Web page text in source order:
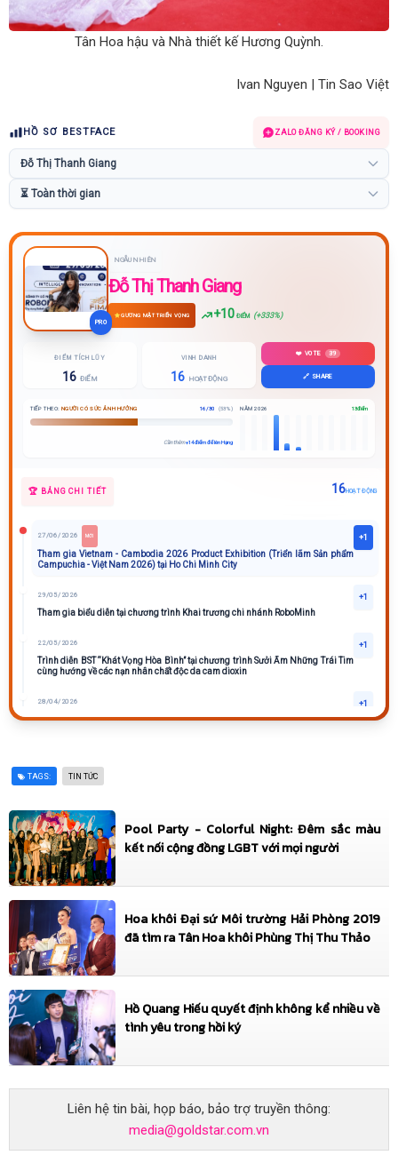
Tân Hoa hậu và Nhà thiết kế Hương Quỳnh.
Ivan Nguyen | Tin Sao Việt
HỒ SƠ BESTFACE ZALO ĐĂNG KÝ / BOOKING
PRO
NGẪU NHIÊN
Đỗ Thị Thanh Giang
GƯƠNG MẶT TRIỂN VỌNG +10 ĐIỂM (+333%)
ĐIỂM TÍCH LŨY
16 ĐIỂM
VINH DANH
16 HOẠT ĐỘNG
❤️ VOTE 39
🔗 SHARE
TIẾP THEO: NGƯỜI CÓ SỨC ẢNH HƯỞNG 16 / 30 (53%)
Cần thêm+14 điểm để lên Hạng
NĂM 2026 13 điểm
🏆 BẢNG CHI TIẾT 16HOẠT ĐỘNG
27/06/2026 MỚI
Tham gia Vietnam - Cambodia 2026 Product Exhibition (Triển lãm Sản phẩm
Campuchia - Việt Nam 2026) tại Ho Chi Minh City
+1
29/05/2026
Tham gia biểu diễn tại chương trình Khai trương chi nhánh RoboMinh
+1
22/05/2026
Trình diễn BST “Khát Vọng Hòa Bình” tại chương trình Sưởi Ấm Những Trái Tim
cùng hướng về các nạn nhân chất độc da cam dioxin
+1
28/04/2026
Hoà Sắc Đương Đại Fashion Show (28/04/2024)
+1
Trình diễn chương trình Lễ trao tặng áo dài cho Viện Bảo tàng Áo dài của NTK
Võ Việt Chung
Lễ ra mắt CLB Trẻ - Nhà Văn hoá Thanh Niên Bà Rịa - Vũng Tàu (First Face)
03/04/2026
Show diễn Hội Doanh nhân
03/04/2026
Sao Nhí Mừng Xuân 2026 (Đại sứ Hình ảnh)
03/04/2026
Lễ ra mắt Câu lạc bộ Nghệ thuật Phương Nam
03/04/2026
Tuần lễ Áo dài tại Phố đi bộ Nguyễn Huệ
03/04/2026
Trình diễn tại Festival PMU Universe Awards 2026
TAGS: TIN TỨC
Pool Party - Colorful Night: Đêm sắc màu
kết nối cộng đồng LGBT với mọi người
Hoa khôi Đại sứ Môi trường Hải Phòng 2019
đã tìm ra Tân Hoa khôi Phùng Thị Thu Thảo
Hồ Quang Hiếu quyết định không kể nhiều về
tình yêu trong hồi ký
Liên hệ tin bài, họp báo, bảo trợ truyền thông:
media@goldstar.com.vn